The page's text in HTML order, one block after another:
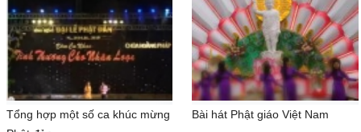
Tổng hợp một số ca khúc mừng
Bài hát Phật giáo Việt Nam